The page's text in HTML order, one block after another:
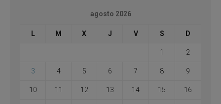
agosto 2026
L M X J V S D
1 2
3 4 5 6 7 8 9
10 11 12 13 14 15 16